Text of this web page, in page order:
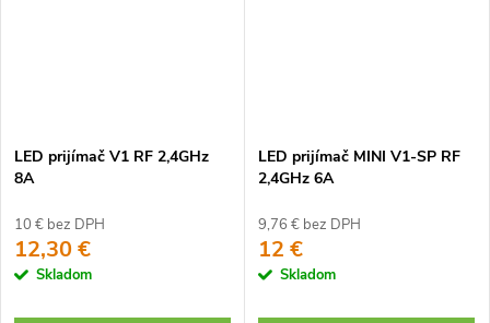
LED prijímač V1 RF 2,4GHz
8A
10 € bez DPH
12,30 €
Skladom
LED prijímač MINI V1-SP RF
2,4GHz 6A
9,76 € bez DPH
12 €
Skladom